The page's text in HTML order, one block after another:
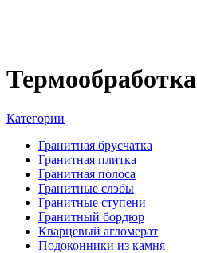
Термообработка
Категории
Гранитная брусчатка
Гранитная плитка
Гранитная полоса
Гранитные слэбы
Гранитные ступени
Гранитный бордюр
Кварцевый агломерат
Подоконники из камня